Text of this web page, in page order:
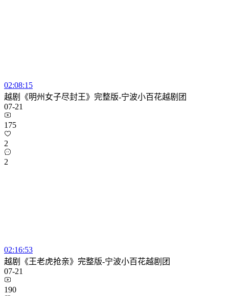
02:08:15
越剧《明州女子尽封王》完整版-宁波小百花越剧团
07-21
175
2
2
02:16:53
越剧《王老虎抢亲》完整版-宁波小百花越剧团
07-21
190